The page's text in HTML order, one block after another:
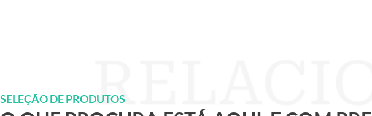
SELEÇÃO DE PRODUTOS